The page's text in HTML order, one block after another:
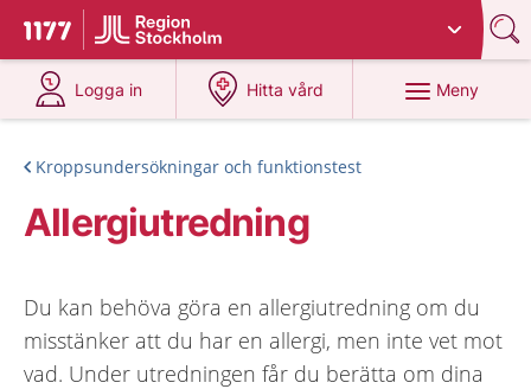
Till startsidan för 1177
Du har valt region
Logga in
på 1177.se
Hitta vård
på 1177.se
Meny
Kroppsundersökningar och funktionstest
Allergiutredning
Du kan behöva göra en allergiutredning om du
misstänker att du har en allergi, men inte vet mot
vad. Under utredningen får du berätta om dina